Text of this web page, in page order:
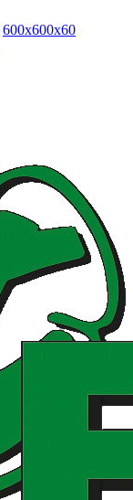
600x600x60